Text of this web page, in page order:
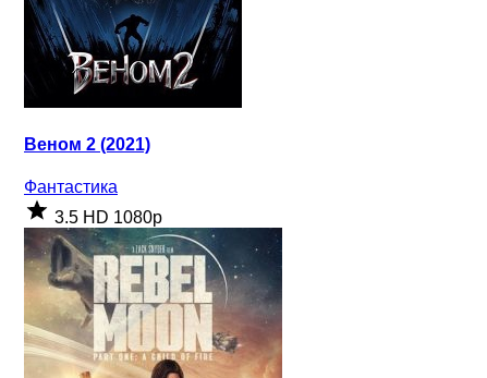
Веном 2 (2021)
Фантастика
3.5 HD 1080p